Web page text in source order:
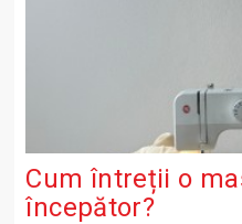
Cum întreții o
începător?